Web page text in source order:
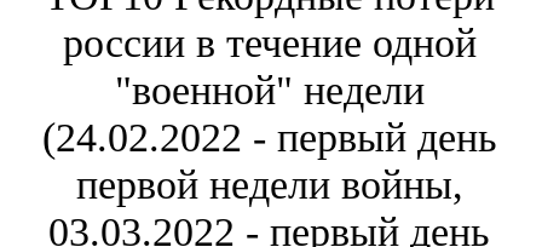
россии в течение одной
"военной" недели
(24.02.2022 - первый день
первой недели войны,
03.03.2022 - первый день